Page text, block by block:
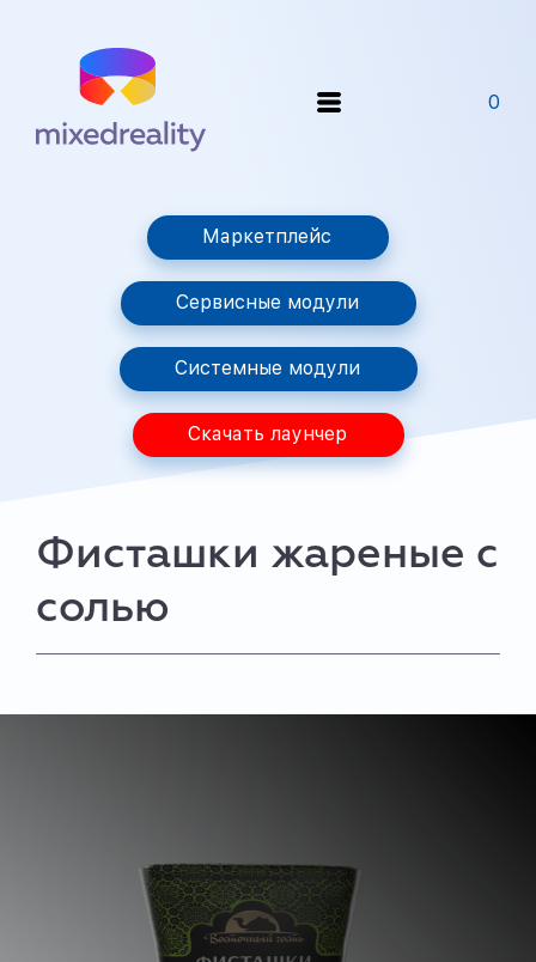
0
Маркетплейс
Сервисные модули
Системные модули
Скачать лаунчер
Фисташки жареные с
солью